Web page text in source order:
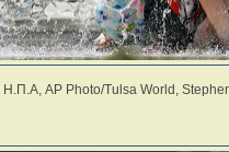
Η.Π.Α, AP Photo/Tulsa World,